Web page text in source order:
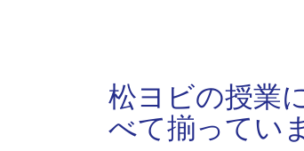
松ヨビの授業
べて揃ってい